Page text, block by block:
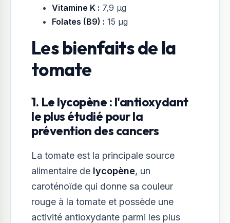
Vitamine K : 7,9 µg
Folates (B9) : 15 µg
Les bienfaits de la
tomate
1. Le lycopène : l'antioxydant
le plus étudié pour la
prévention des cancers
La tomate est la principale source
alimentaire de lycopène, un
caroténoïde qui donne sa couleur
rouge à la tomate et possède une
activité antioxydante parmi les plus